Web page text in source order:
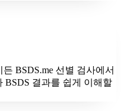
BSDS.me 선별 검사에서
BSDS 결과를 쉽게 이해할